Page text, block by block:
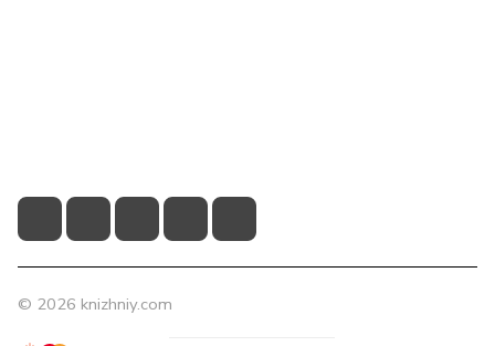
© 2026 knizhniy.com